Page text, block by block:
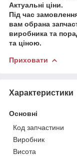
Актуальні ціни.
Під час
вам обрана
виробника та
та ціною.
Приховати
Характеристики
Основні
Код запчастини
Виробник
Висота